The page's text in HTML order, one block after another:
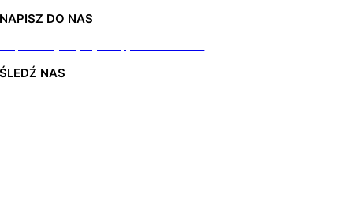
NAPISZ DO NAS
ŚLEDŹ NAS